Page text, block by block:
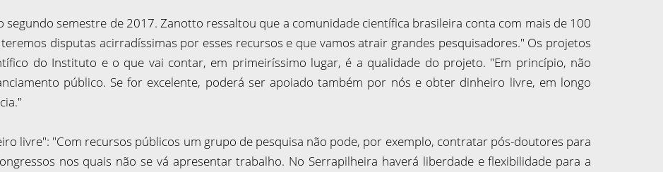
semestre de 2017. Zanotto ressaltou que a comunidade científica brasileira conta com mais de 100
disputas acirradíssimas por esses recursos e que vamos atrair grandes pesquisadores." Os projetos
do Instituto e o que vai contar, em primeiríssimo lugar, é a qualidade do projeto. "Em princípio, não
público. Se for excelente, poderá ser apoiado também por nós e obter dinheiro livre, em longo
livre": "Com recursos públicos um grupo de pesquisa não pode, por exemplo, contratar pós-doutores para
nos quais não se vá apresentar trabalho. No Serrapilheira haverá liberdade e flexibilidade para a